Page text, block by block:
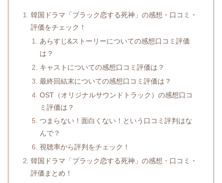
韓国ドラマ「ブラック恋する死神」の感想・口コミ・
評価をチェック！
あらすじ&ストーリーについての感想口コミ評価
は？
キャストについての感想口コミ評価は？
最終回結末についての感想口コミ評価は？
OST（オリジナルサウンドトラック）の感想口コ
ミ評価は？
つまらない！面白くない！という口コミ評判はな
んで？
視聴率から評判をチェック！
韓国ドラマ「ブラック恋する死神」の感想・口コミ・
評価まとめ！